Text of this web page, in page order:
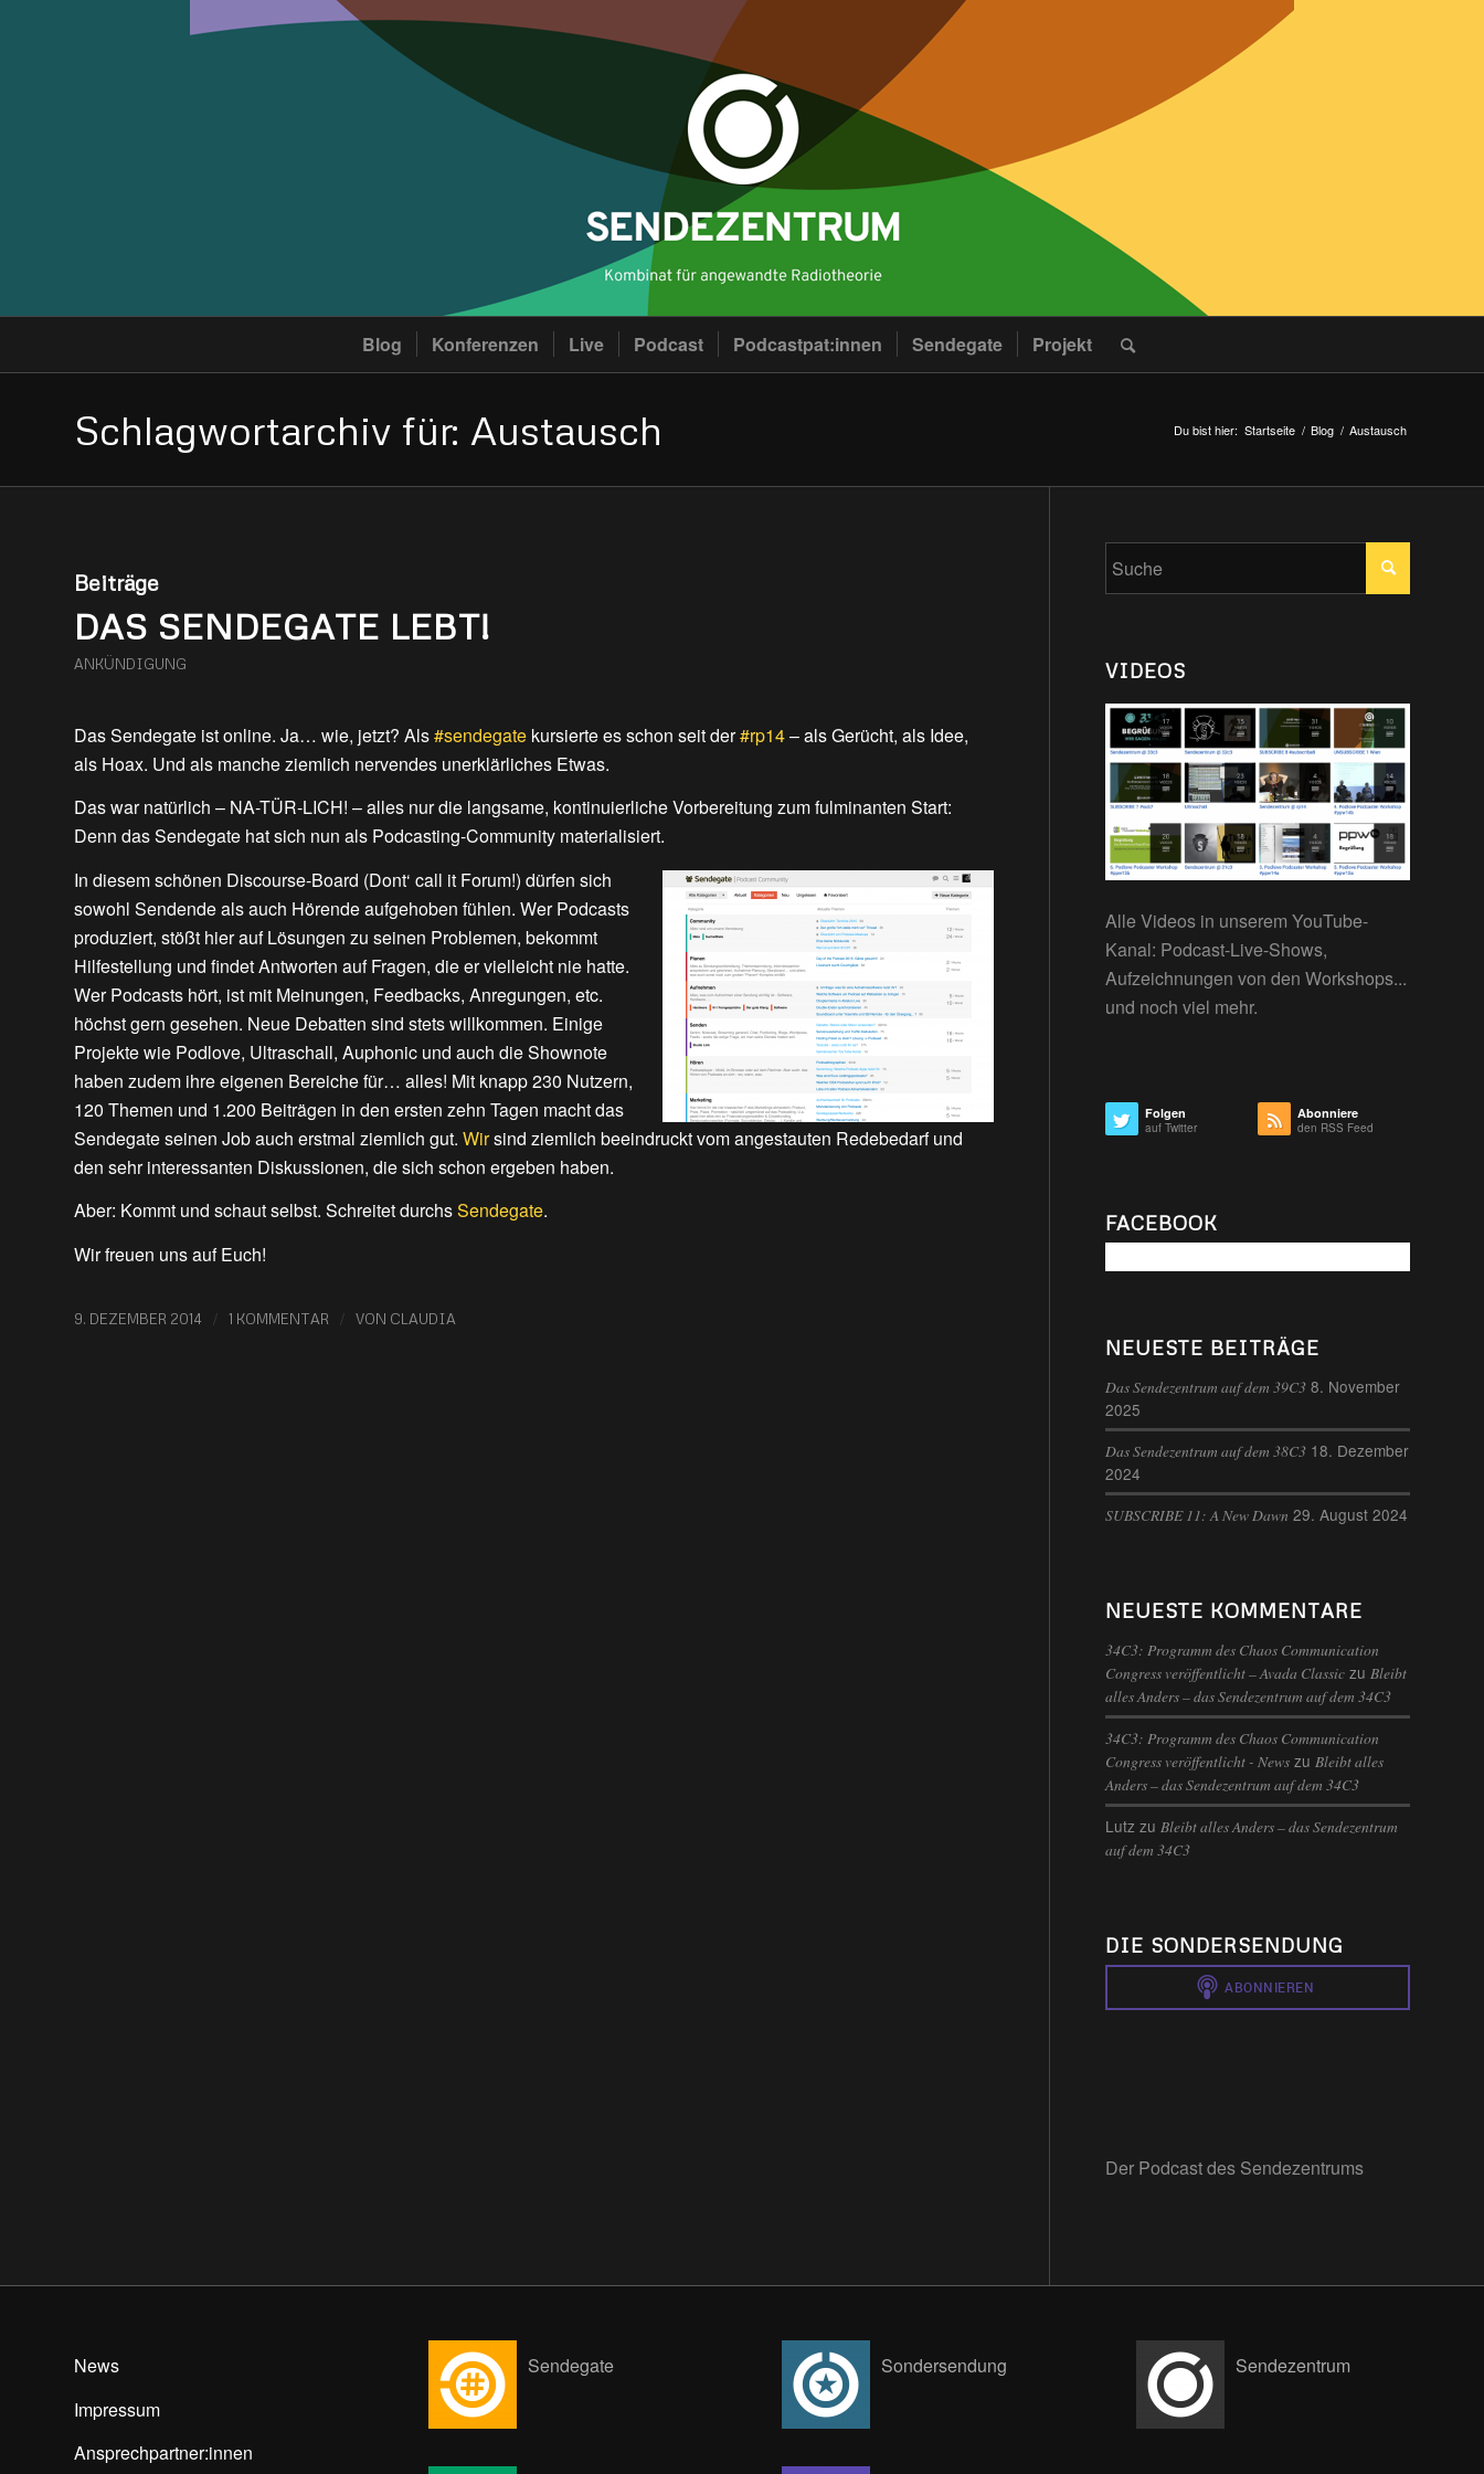
Blog Konferenzen Live Podcast Podcastpat:innen Sendegate Projekt
Schlagwortarchiv für: Austausch Du bist hier: Startseite / Blog / Austausch
Beiträge
DAS SENDEGATE LEBT!
ANKÜNDIGUNG
Das Sendegate ist online. Ja… wie, jetzt? Als#sendegate kursierte es schon seit der#rp14– als Gerücht, als Idee,
als Hoax. Und als manche ziemlich nervendes unerklärliches Etwas.
Das war natürlich – NA-TÜR-LICH! – alles nur die langsame, kontinuierliche Vorbereitung zum fulminanten Start:
Denn das Sendegate hat sich nun als Podcasting-Community materialisiert.
In diesem schönen Discourse-Board (Dont‘ call it Forum!) dürfen sich
sowohl Sendende als auch Hörende aufgehoben fühlen. Wer Podcasts
produziert, stößt hier auf Lösungen zu seinen Problemen, bekommt
Hilfestellung und findet Antworten auf Fragen, die er vielleicht nie hatte.
Wer Podcasts hört, ist mit Meinungen, Feedbacks, Anregungen, etc.
höchst gern gesehen. Neue Debatten sind stets willkommen. Einige
Projekte wie Podlove, Ultraschall, Auphonic und auch die Shownote
haben zudem ihre eigenen Bereiche für… alles! Mit knapp 230 Nutzern,
120 Themen und 1.200 Beiträgen in den ersten zehn Tagen macht das
Sendegate seinen Job auch erstmal ziemlich gut. Wirsind ziemlich beeindruckt vom angestauten Redebedarf und
den sehr interessanten Diskussionen, die sich schon ergeben haben.
Aber: Kommt und schaut selbst. Schreitet durchsSendegate.
Wir freuen uns auf Euch!
9. DEZEMBER 2014 / 1 KOMMENTAR / VON CLAUDIA
VIDEOS
Alle Videos in unserem YouTube-
Kanal: Podcast-Live-Shows,
Aufzeichnungen von den Workshops...
und noch viel mehr.
Folgen
auf Twitter
Abonniere
den RSS Feed
FACEBOOK
NEUESTE BEITRÄGE
Das Sendezentrum auf dem 39C3 8. November
2025
Das Sendezentrum auf dem 38C3 18. Dezember
2024
SUBSCRIBE 11: A New Dawn 29. August 2024
NEUESTE KOMMENTARE
34C3: Programm des Chaos Communication
Congress veröffentlicht – Avada Classic zuBleibt
alles Anders – das Sendezentrum auf dem 34C3
34C3: Programm des Chaos Communication
Congress veröffentlicht - News zuBleibt alles
Anders – das Sendezentrum auf dem 34C3
Lutz zuBleibt alles Anders – das Sendezentrum
auf dem 34C3
DIE SONDERSENDUNG
Der Podcast des Sendezentrums
News
Impressum
Ansprechpartner:innen
Sendegate Sondersendung Sendezentrum